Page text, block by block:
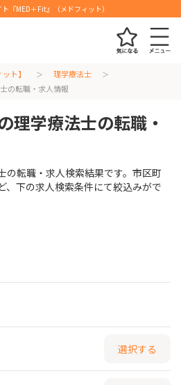
『MED＋Fit』（メドフィット）
ト】
理学療法士
の転職・求人情報
理学療法士の転職・
の転職・求人検索結果です。市区町
、下の求人検索条件にて絞込みがで
選択する